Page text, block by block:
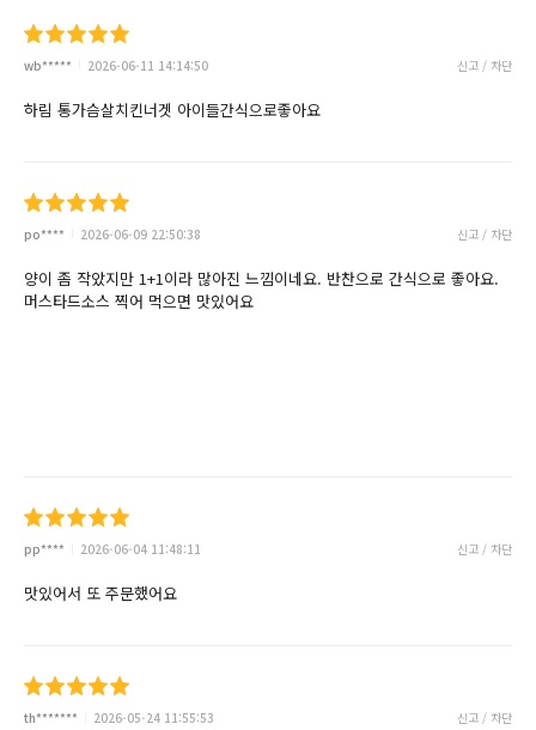
wb***** 2026-06-11 14:14:50 신고 / 차단
하림 통가슴살치킨너겟 아이들간식으로좋아요
po**** 2026-06-09 22:50:38 신고 / 차단
양이 좀 작았지만 1+1이라 많아진 느낌이네요. 반찬으로 간식으로 좋아요.
머스타드소스 찍어 먹으면 맛있어요
pp**** 2026-06-04 11:48:11 신고 / 차단
맛있어서 또 주문했어요
th******* 2026-05-24 11:55:53 신고 / 차단